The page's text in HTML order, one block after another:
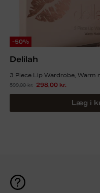
-50%
Delilah
3 Piece Lip Wardrobe, Warm
599,00kr. 298,00 kr.
Læg i